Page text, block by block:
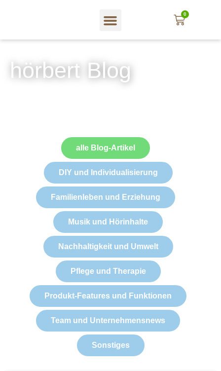
0
hörbert Blog
alle Blog-Artikel
DIY und Individualisierung
Familienleben und Erziehung
Musik und Hörinhalte
Nachhaltigkeit und Umwelt
Pflege und Therapie
Produkt-Features und Funktionen
Team und Unternehmensnews
Sonstiges